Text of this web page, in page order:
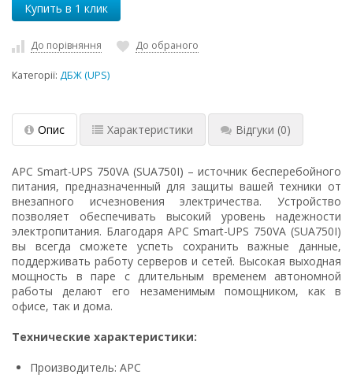
До порівняння До обраного
Категорії: ДБЖ (UPS)
Опис Характеристики Відгуки (0)
APC Smart-UPS 750VA (SUA750I) – источник бесперебойного
питания, предназначенный для защиты вашей техники от
внезапного исчезновения электричества. Устройство
позволяет обеспечивать высокий уровень надежности
электропитания. Благодаря APC Smart-UPS 750VA (SUA750I)
вы всегда сможете успеть сохранить важные данные,
поддерживать работу серверов и сетей. Высокая выходная
мощность в паре с длительным временем автономной
работы делают его незаменимым помощником, как в
офисе, так и дома.
Технические характеристики:
Производитель: APC